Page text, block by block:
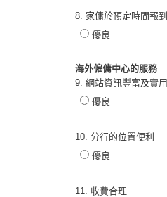
8. 家傭於預定時間報到
優良
海外僱傭中心的服務
9. 網站資訊豐富及實用
優良
10. 分行的位置便利
優良
11. 收費合理